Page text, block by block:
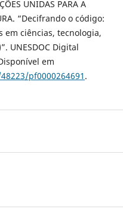
UNIDAS PARA A
“Decifrando o código:
em ciências, tecnologia,
UNESDOC Digital
em
pf0000264691 .